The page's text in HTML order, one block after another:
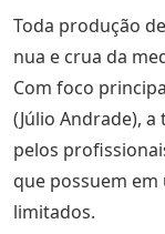
Toda produção
nua e crua da
Com foco
(Júlio Andrade),
pelos
que possuem
limitados.